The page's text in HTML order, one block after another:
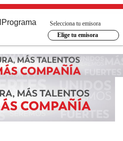
Programa
Selecciona tu emisora
Elige tu emisora